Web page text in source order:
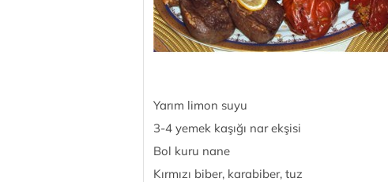
Yarım limon suyu
3-4 yemek kaşığı nar ekşisi
Bol kuru nane
Kırmızı biber, karabiber, tuz